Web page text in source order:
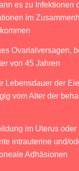
es zu Infektionen
im
Ovarialversagen,
von 45 Jahren
Lebensdauer der
vom Alter der
im Uterus oder
intrauterine und/
Adhäsionen